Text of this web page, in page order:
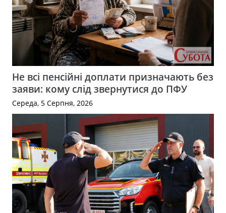
Не всі пенсійні доплати призначають без
заяви: кому слід звернутися до ПФУ
Середа, 5 Серпня, 2026